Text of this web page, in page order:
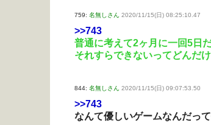
759: 名無しさん 2020/11/15(日) 08:25:10.47
>>743
普通に考えて2ヶ月に一回5日
それすらできないってどんだ
844: 名無しさん 2020/11/15(日) 09:07:53.50
>>743
なんて優しいゲームなんだっ